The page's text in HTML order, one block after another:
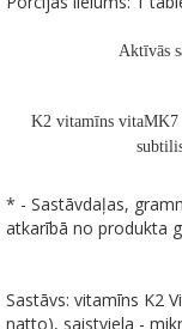
Aktīvās
K2 vitamīns vitaMK7
* - Sastāvdaļas,
atkarībā no produkta
Sastāvs: vitamīns K2
natto), saistviela -